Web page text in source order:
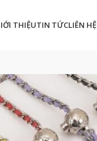
THIỆUTIN TỨCLIÊN HỆ